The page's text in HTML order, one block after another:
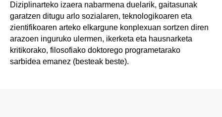
Diziplinarteko izaera nabarmena duelarik, gaitasunak
garatzen ditugu arlo sozialaren, teknologikoaren eta
zientifikoaren arteko elkargune konplexuan sortzen diren
arazoen inguruko ulermen, ikerketa eta hausnarketa
kritikorako, filosofiako doktorego programetarako
sarbidea emanez (besteak beste).